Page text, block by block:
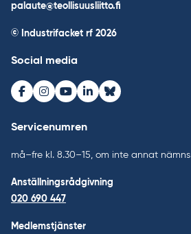
palaute@teollisuusliitto.fi
© Industrifacket rf 2026
Social media
Facebook
Instagram
Youtube
LinkedInBluesky
Servicenumren
må–fre kl. 8.30–15, om inte annat nämns
Anställningsrådgivning
020 690 447
Medlemstjänster